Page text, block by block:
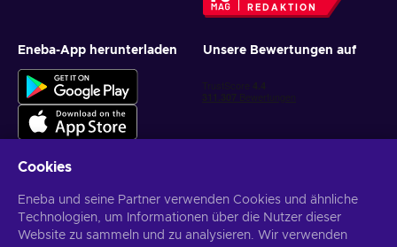
REDAKTION
Eneba-App herunterladen Unsere Bewertungen auf
Abonnieren
Cookies
Eneba und seine Partner verwenden Cookies und ähnliche
Technologien, um Informationen über die Nutzer dieser
Website zu sammeln und zu analysieren. Wir verwenden